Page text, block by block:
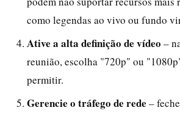
como legendas ao vivo ou fundo
Ative a alta definição de vídeo –
reunião, escolha "720p" ou
permitir.
Gerencie o tráfego de rede –